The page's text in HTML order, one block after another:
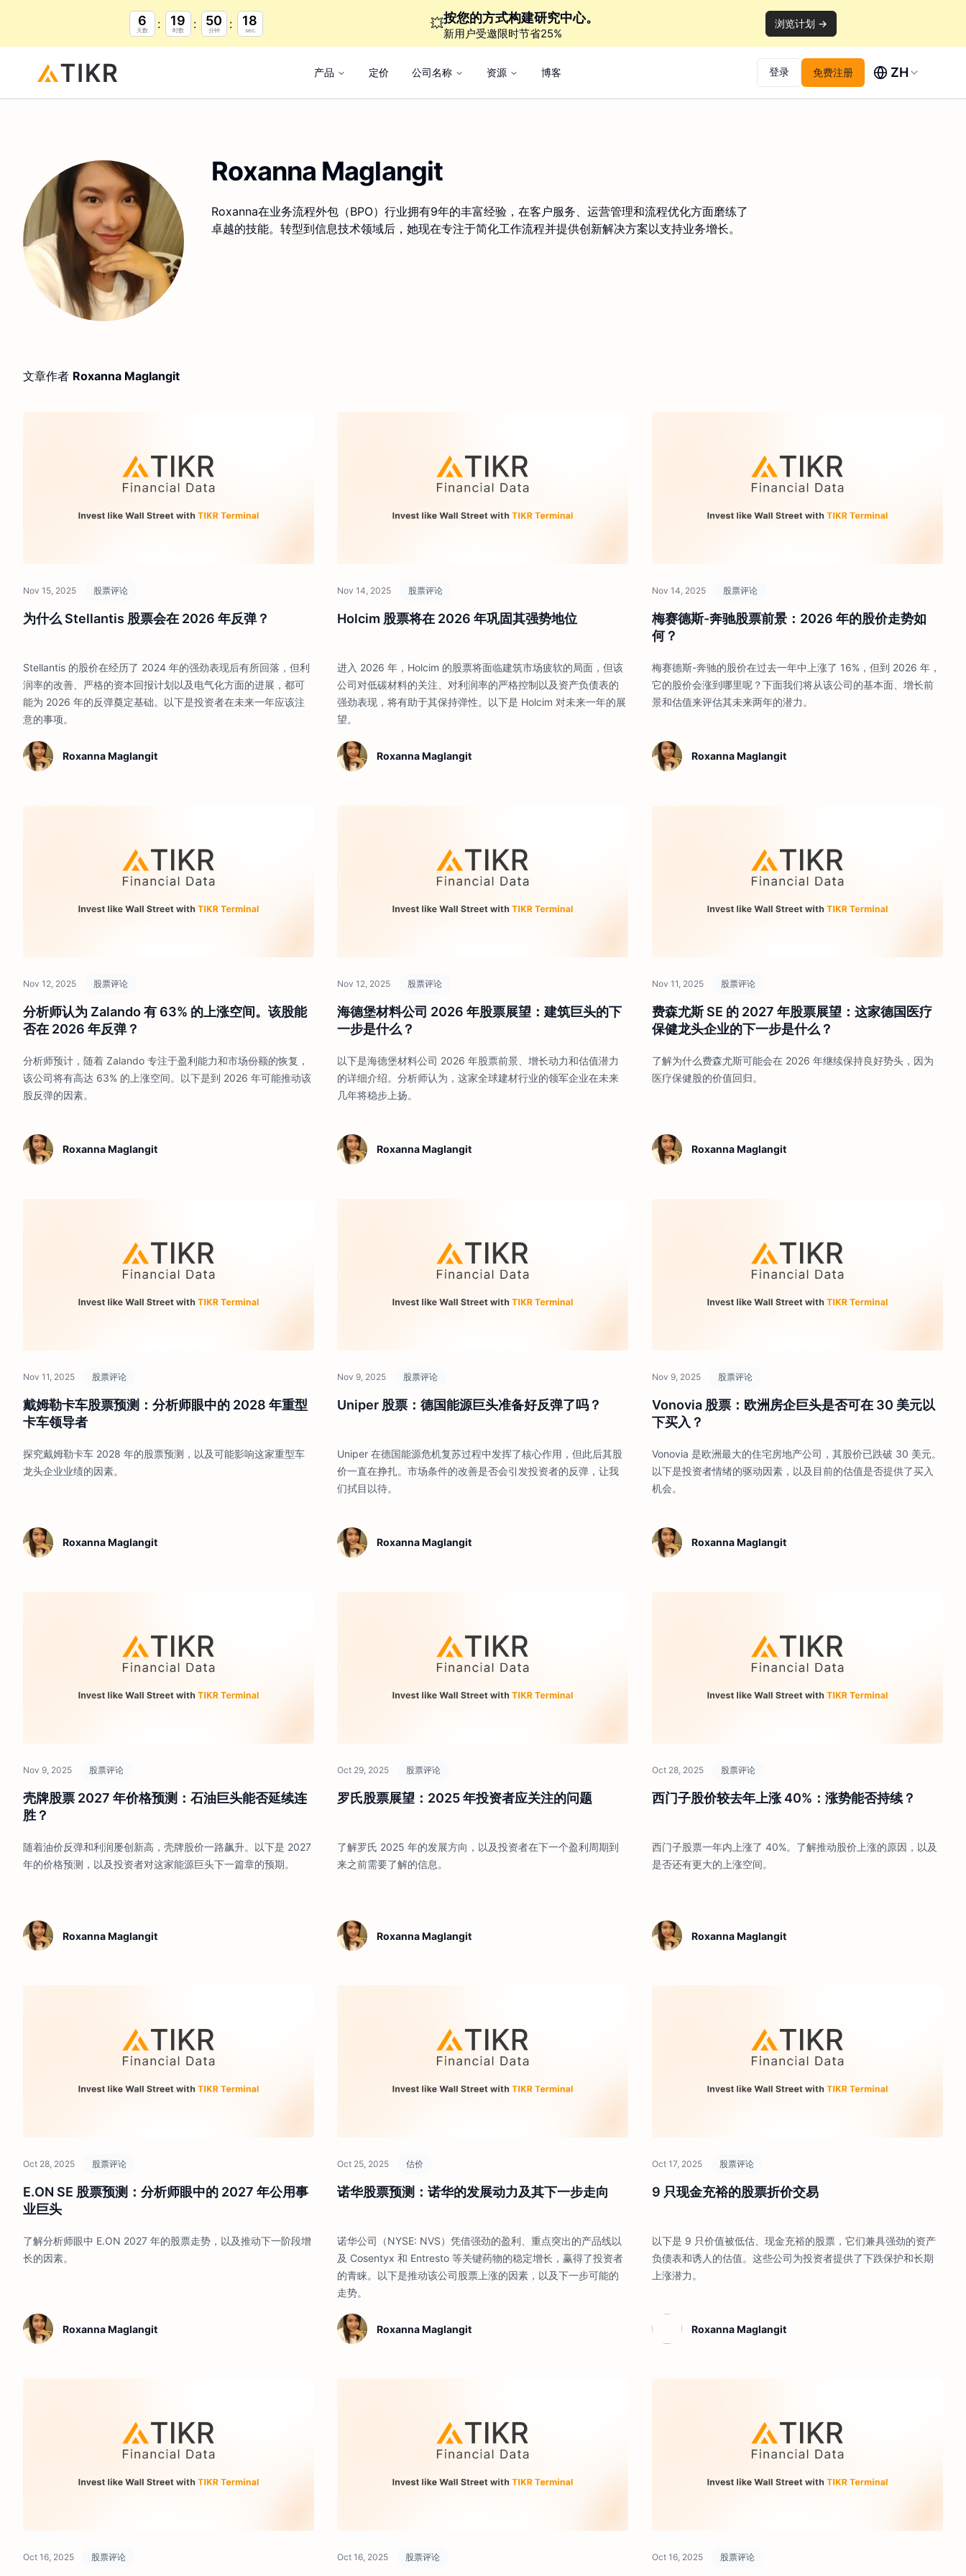
6
天数
19
时数
50
分钟
17
sec. 💥按您的方式构建研究中心。
新用户受邀限时节省25%
浏览计划 →
产品 定价 公司名称 资源 博客 登录 免费注册 ZH
Roxanna Maglangit
Roxanna在业务流程外包（BPO）行业拥有9年的丰富经验，在客户服务、运营管理和流程优化方面磨练了
卓越的技能。转型到信息技术领域后，她现在专注于简化工作流程并提供创新解决方案以支持业务增长。
文章作者 Roxanna Maglangit
Nov 15, 2025 股票评论
为什么 Stellantis 股票会在 2026 年反弹？
Stellantis 的股价在经历了 2024 年的强劲表现后有所回落，但利
润率的改善、严格的资本回报计划以及电气化方面的进展，都可
能为 2026 年的反弹奠定基础。以下是投资者在未来一年应该注
意的事项。
Roxanna Maglangit
Nov 14, 2025 股票评论
Holcim 股票将在 2026 年巩固其强势地位
进入 2026 年，Holcim 的股票将面临建筑市场疲软的局面，但该
公司对低碳材料的关注、对利润率的严格控制以及资产负债表的
强劲表现，将有助于其保持弹性。以下是 Holcim 对未来一年的展
望。
Roxanna Maglangit
Nov 14, 2025 股票评论
梅赛德斯-奔驰股票前景：2026 年的股价走势如
何？
梅赛德斯-奔驰的股价在过去一年中上涨了 16%，但到 2026 年，
它的股价会涨到哪里呢？下面我们将从该公司的基本面、增长前
景和估值来评估其未来两年的潜力。
Roxanna Maglangit
Nov 12, 2025 股票评论
分析师认为 Zalando 有 63% 的上涨空间。该股能
否在 2026 年反弹？
分析师预计，随着 Zalando 专注于盈利能力和市场份额的恢复，
该公司将有高达 63% 的上涨空间。以下是到 2026 年可能推动该
股反弹的因素。
Roxanna Maglangit
Nov 12, 2025 股票评论
海德堡材料公司 2026 年股票展望：建筑巨头的下
一步是什么？
以下是海德堡材料公司 2026 年股票前景、增长动力和估值潜力
的详细介绍。分析师认为，这家全球建材行业的领军企业在未来
几年将稳步上扬。
Roxanna Maglangit
Nov 11, 2025 股票评论
费森尤斯 SE 的 2027 年股票展望：这家德国医疗
保健龙头企业的下一步是什么？
了解为什么费森尤斯可能会在 2026 年继续保持良好势头，因为
医疗保健股的价值回归。
Roxanna Maglangit
Nov 11, 2025 股票评论
戴姆勒卡车股票预测：分析师眼中的 2028 年重型
卡车领导者
探究戴姆勒卡车 2028 年的股票预测，以及可能影响这家重型车
龙头企业业绩的因素。
Roxanna Maglangit
Nov 9, 2025 股票评论
Uniper 股票：德国能源巨头准备好反弹了吗？
Uniper 在德国能源危机复苏过程中发挥了核心作用，但此后其股
价一直在挣扎。市场条件的改善是否会引发投资者的反弹，让我
们拭目以待。
Roxanna Maglangit
Nov 9, 2025 股票评论
Vonovia 股票：欧洲房企巨头是否可在 30 美元以
下买入？
Vonovia 是欧洲最大的住宅房地产公司，其股价已跌破 30 美元。
以下是投资者情绪的驱动因素，以及目前的估值是否提供了买入
机会。
Roxanna Maglangit
Nov 9, 2025 股票评论
壳牌股票 2027 年价格预测：石油巨头能否延续连
胜？
随着油价反弹和利润屡创新高，壳牌股价一路飙升。以下是 2027
年的价格预测，以及投资者对这家能源巨头下一篇章的预期。
Roxanna Maglangit
Oct 29, 2025 股票评论
罗氏股票展望：2025 年投资者应关注的问题
了解罗氏 2025 年的发展方向，以及投资者在下一个盈利周期到
来之前需要了解的信息。
Roxanna Maglangit
Oct 28, 2025 股票评论
西门子股价较去年上涨 40%：涨势能否持续？
西门子股票一年内上涨了 40%。了解推动股价上涨的原因，以及
是否还有更大的上涨空间。
Roxanna Maglangit
Oct 28, 2025 股票评论
E.ON SE 股票预测：分析师眼中的 2027 年公用事
业巨头
了解分析师眼中 E.ON 2027 年的股票走势，以及推动下一阶段增
长的因素。
Roxanna Maglangit
Oct 25, 2025 估价
诺华股票预测：诺华的发展动力及其下一步走向
诺华公司（NYSE: NVS）凭借强劲的盈利、重点突出的产品线以
及 Cosentyx 和 Entresto 等关键药物的稳定增长，赢得了投资者
的青睐。以下是推动该公司股票上涨的因素，以及下一步可能的
走势。
Roxanna Maglangit
Oct 17, 2025 股票评论
9 只现金充裕的股票折价交易
以下是 9 只价值被低估、现金充裕的股票，它们兼具强劲的资产
负债表和诱人的估值。这些公司为投资者提供了下跌保护和长期
上涨潜力。
Roxanna Maglangit
Oct 16, 2025 股票评论 Oct 16, 2025 股票评论 Oct 16, 2025 股票评论